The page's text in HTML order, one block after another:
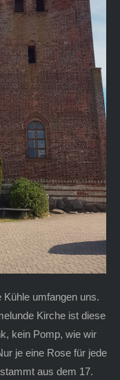
umfangen uns.
Kirche ist diese
kein Pomp, wie wir
je eine Rose für jede
aus dem 17.